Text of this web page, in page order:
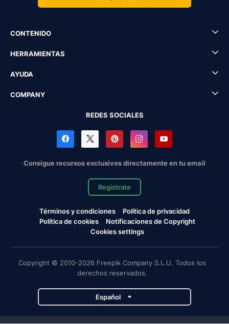
CONTENIDO
HERRAMIENTAS
AYUDA
COMPANY
REDES SOCIALES
Consigue recursos exclusivos directamente en tu email
Regístrate
Términos y condiciones
Política de privacidad
Política de cookies
Notificaciones de Copyright
Cookies settings
Copyright © 2010-2026 Freepik Company S.L.U. Todos los
derechos reservados.
Español